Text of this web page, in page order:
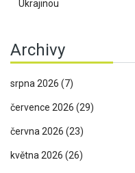
Ukrajinou
Archivy
srpna 2026 (7)
července 2026 (29)
června 2026 (23)
května 2026 (26)